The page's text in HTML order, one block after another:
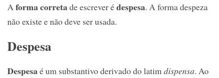
Aforma corretade escrever édespesa. A forma despeza
não existe e não deve ser usada.
Despesa
Despesaé um substantivo derivado do latimdispensa. Ao